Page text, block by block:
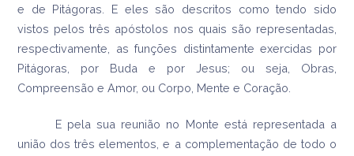
e de Pitágoras. E eles são descritos como tendo sido
vistos pelos três apóstolos nos quais são representadas,
respectivamente, as funções distintamente exercidas por
Pitágoras, por Buda e por Jesus; ou seja, Obras,
Compreensão e Amor, ou Corpo, Mente e Coração.
E pela sua reunião no Monte está representada a
união dos três elementos, e a complementação de todo o